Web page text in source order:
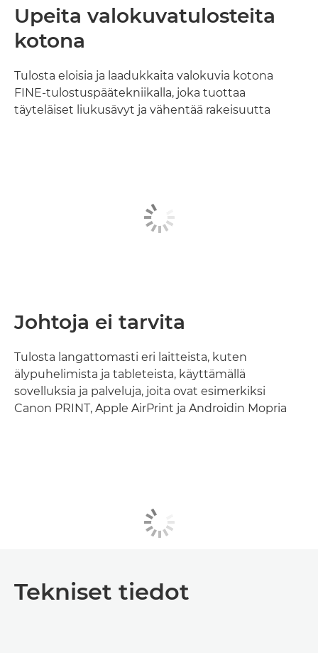
Upeita valokuvatulosteita
kotona
Tulosta eloisia ja laadukkaita valokuvia kotona
FINE-tulostuspäätekniikalla, joka tuottaa
täyteläiset liukusävyt ja vähentää rakeisuutta
Johtoja ei tarvita
Tulosta langattomasti eri laitteista, kuten
älypuhelimista ja tableteista, käyttämällä
sovelluksia ja palveluja, joita ovat esimerkiksi
Canon PRINT, Apple AirPrint ja Androidin Mopria
Tekniset tiedot